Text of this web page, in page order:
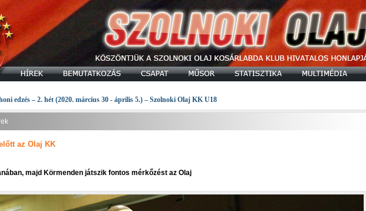
edzés – 2. hét (2020. március 30 - április 5.) – Szolnoki Olaj KK U18
az Olaj KK
majd Körmenden játszik fontos mérkőzést az Olaj